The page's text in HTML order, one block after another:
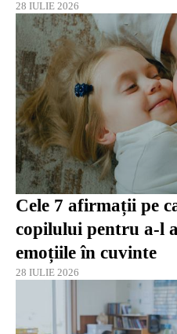
28 IULIE 2026
Cele 7 afirmații pe
copilului pentru a-l
emoțiile în cuvinte
28 IULIE 2026